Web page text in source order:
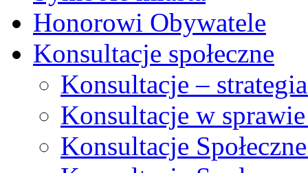
Honorowi Obywatele
Konsultacje społeczne
Konsultacje –
Konsultacje w
Konsultacje